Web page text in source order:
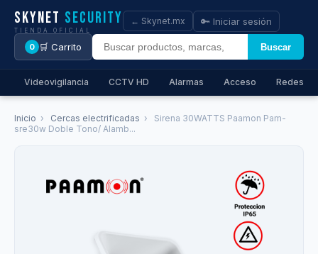
Skynet Security
TIENDA OFICIAL
Buscar
← Skynet.mx 🔑 Iniciar sesión
0 🛒 Carrito
Videovigilancia CCTV HD Alarmas Acceso Redes
Inicio › Cercas electrificadas ›
Sirena 30WATTS Paamon Pam-
sre30w Doble Tono/ Alamb...